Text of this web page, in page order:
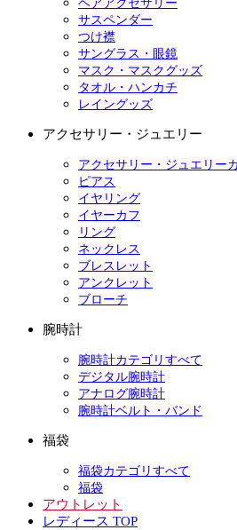
ヘアアクセサリー
サスペンダー
つけ襟
サングラス・眼鏡
マスク・マスクグッズ
タオル・ハンカチ
レイングッズ
アクセサリー・ジュエリー
アクセサリー・ジュエリー
ピアス
イヤリング
イヤーカフ
リング
ネックレス
ブレスレット
アンクレット
ブローチ
腕時計
腕時計カテゴリすべて
デジタル腕時計
アナログ腕時計
腕時計ベルト・バンド
福袋
福袋カテゴリすべて
福袋
アウトレット
レディース TOP